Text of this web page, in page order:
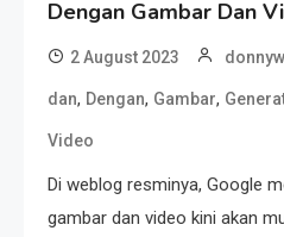
Dengan Gambar Dan
2 August 2023
dan, Dengan, Gambar,
Video
Di weblog resminya, Google
gambar dan video kini akan